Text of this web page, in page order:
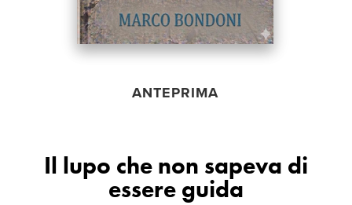
ANTEPRIMA
Il lupo che non sapeva di
essere guida